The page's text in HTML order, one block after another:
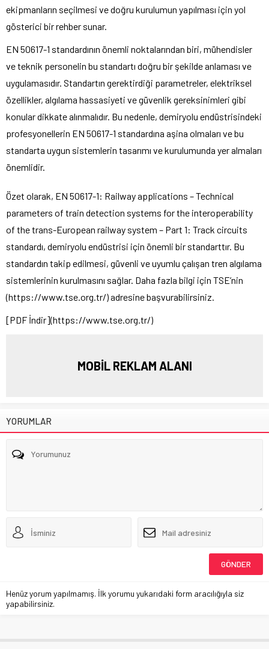
ekipmanların seçilmesi ve doğru kurulumun yapılması için yol
gösterici bir rehber sunar.
EN 50617-1 standardının önemli noktalarından biri, mühendisler
ve teknik personelin bu standartı doğru bir şekilde anlaması ve
uygulamasıdır. Standartın gerektirdiği parametreler, elektriksel
özellikler, algılama hassasiyeti ve güvenlik gereksinimleri gibi
konular dikkate alınmalıdır. Bu nedenle, demiryolu endüstrisindeki
profesyonellerin EN 50617-1 standardına aşina olmaları ve bu
standarta uygun sistemlerin tasarımı ve kurulumunda yer almaları
önemlidir.
Özet olarak, EN 50617-1: Railway applications – Technical
parameters of train detection systems for the interoperability
of the trans-European railway system – Part 1: Track circuits
standardı, demiryolu endüstrisi için önemli bir standarttır. Bu
standardın takip edilmesi, güvenli ve uyumlu çalışan tren algılama
sistemlerinin kurulmasını sağlar. Daha fazla bilgi için TSE’nin
(https://www.tse.org.tr/) adresine başvurabilirsiniz.
[PDF İndir](https://www.tse.org.tr/)
MOBİL REKLAM ALANI
YORUMLAR
Henüz yorum yapılmamış. İlk yorumu yukarıdaki form aracılığıyla siz
yapabilirsiniz.